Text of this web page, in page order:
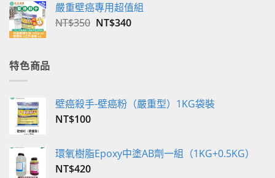
格：
NT$2,800。
嚴重壁癌專用超值組
NT$350 原
NT$340目
特色商品
壁癌殺手-壁癌粉（嚴重型）1KG袋裝
NT$100
環氧樹脂Epoxy中塗AB劑一組（1KG+0.5KG）
NT$420